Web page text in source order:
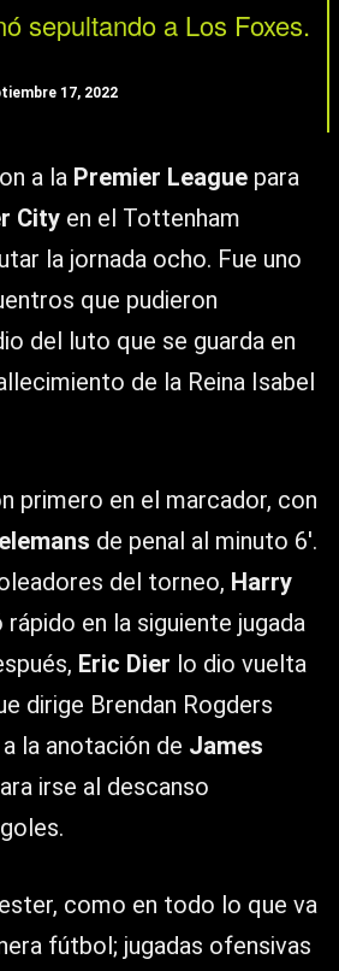
sepultando a Los Foxes.
17, 2022
a la Premier League para
City en el Tottenham
la jornada ocho. Fue uno
que pudieron
del luto que se guarda en
de la Reina Isabel
primero en el marcador, con
de penal al minuto 6′.
del torneo, Harry
en la siguiente jugada
Eric Dier lo dio vuelta
dirige Brendan Rogders
la anotación de James
irse al descanso
como en todo lo que va
fútbol; jugadas ofensivas